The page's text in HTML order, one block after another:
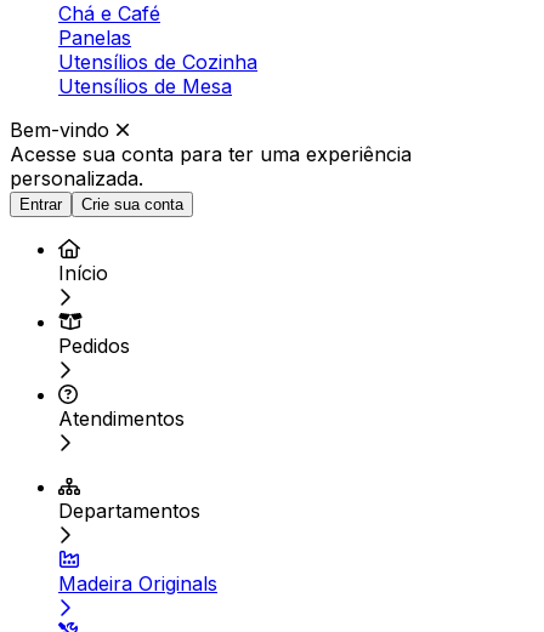
Chá e Café
Panelas
Utensílios de Cozinha
Utensílios de Mesa
Bem-vindo
Acesse sua conta para ter uma experiência
personalizada.
Entrar Crie sua conta
Início
Pedidos
Atendimentos
Departamentos
Madeira Originals